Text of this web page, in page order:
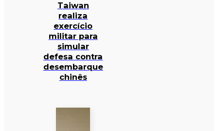
Taiwan
realiza
exercício
militar para
simular
defesa contra
desembarque
chinês